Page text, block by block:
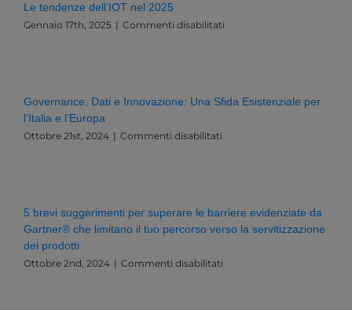
Le tendenze dell’IOT nel 2025
Gennaio 17th, 2025 | Commenti disabilitati
2025
Governance, Dati e Innovazione: Una Sfida Esistenziale per
l’Italia e l’Europa
Ottobre 21st, 2024 | Commenti disabilitati
Una
Sfida
Esistenziale
l’Italia
5 brevi suggerimenti per superare le barriere evidenziate da
Gartner® che limitano il tuo percorso verso la servitizzazione
dei prodotti
Ottobre 2nd, 2024 | Commenti disabilitati